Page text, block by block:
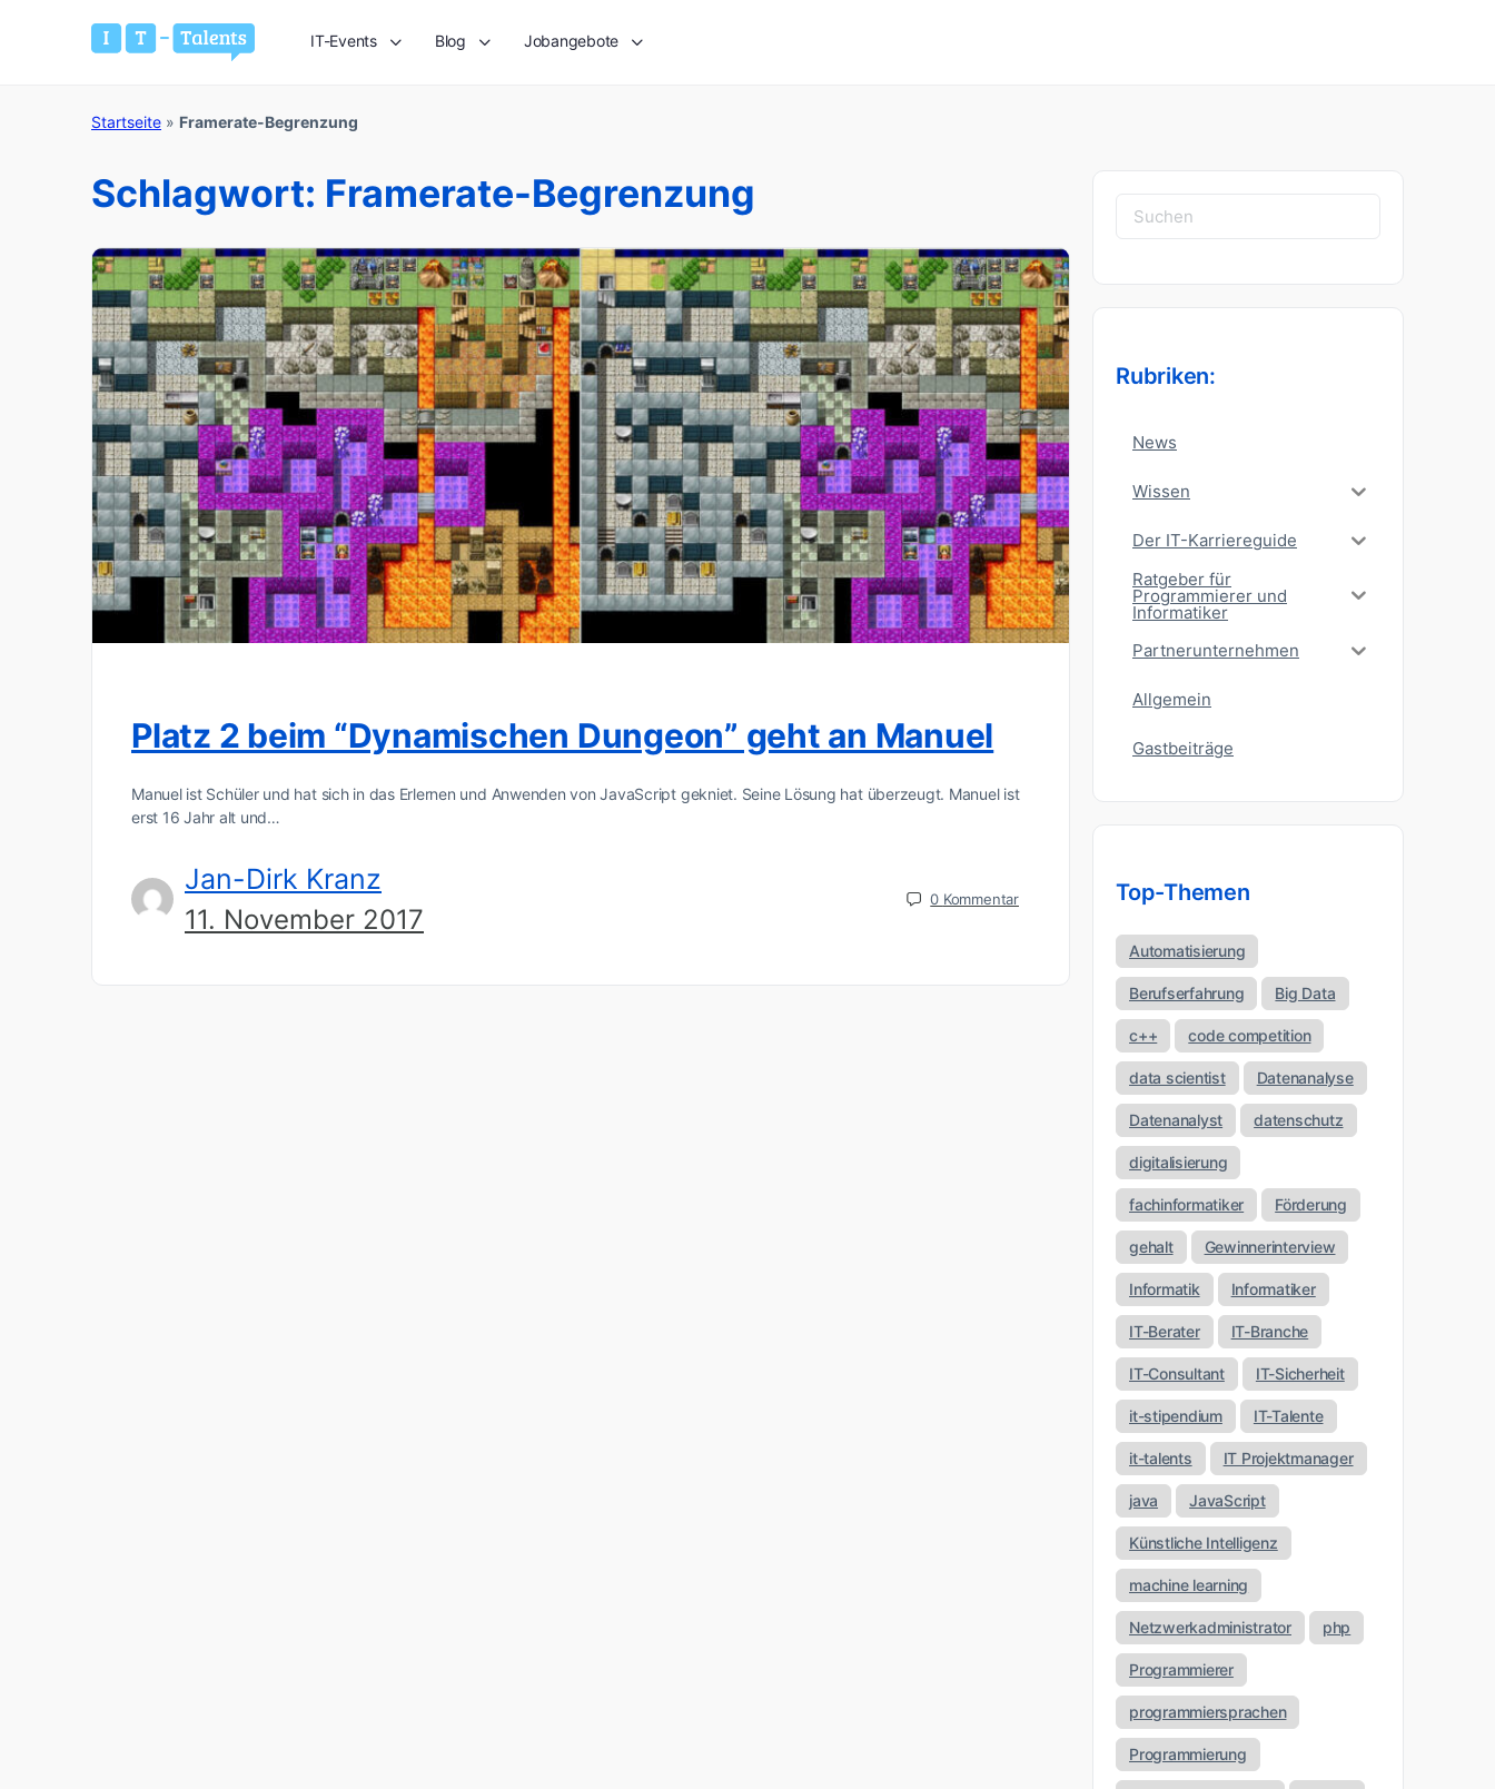
IT-Events Blog Jobangebote
Startseite » Framerate-Begrenzung
Schlagwort: Framerate-Begrenzung
Platz 2 beim “Dynamischen Dungeon” geht an Manuel
Manuel ist Schüler und hat sich in das Erlernen und Anwenden von JavaScript gekniet. Seine Lösung hat überzeugt. Manuel ist
erst 16 Jahr alt und…
Jan-Dirk Kranz
11. November 2017
0 Kommentar
Suchen
nach:
Rubriken:
News
Wissen
Der IT-Karriereguide
Ratgeber für
Programmierer und
Informatiker
Partnerunternehmen
Allgemein
Gastbeiträge
Top-Themen
Automatisierung
Berufserfahrung Big Data
c++ code competition
data scientist Datenanalyse
Datenanalyst datenschutz
digitalisierung
fachinformatiker Förderung
gehalt Gewinnerinterview
Informatik Informatiker
IT-Berater IT-Branche
IT-Consultant IT-Sicherheit
it-stipendium IT-Talente
it-talents IT Projektmanager
java JavaScript
Künstliche Intelligenz
machine learning
Netzwerkadministrator php
Programmierer
programmiersprachen
Programmierung